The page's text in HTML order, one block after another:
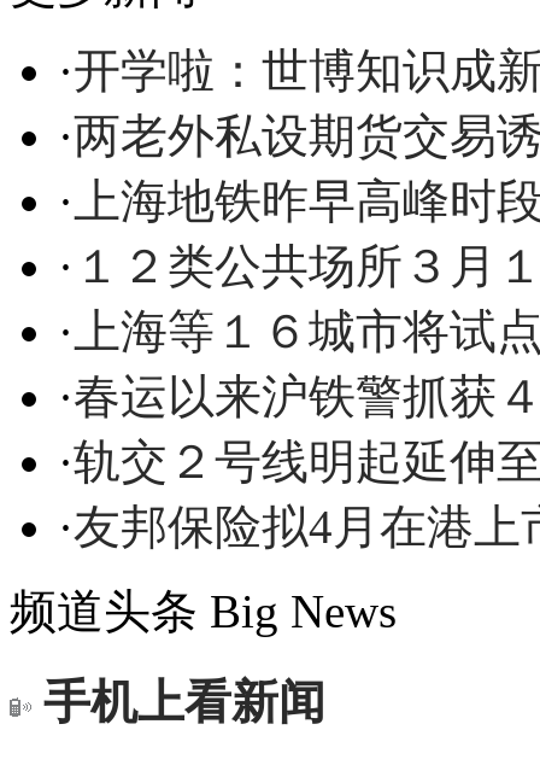
·开学啦：世博知识成
·两老外私设期货交易
· 上海地铁昨早高峰时
· １２类公共场所３月
· 上海等１６城市将试
·春运以来沪铁警抓获
·轨交２号线明起延伸
·友邦保险拟4月在港
频道头条 Big News
手机上看新闻